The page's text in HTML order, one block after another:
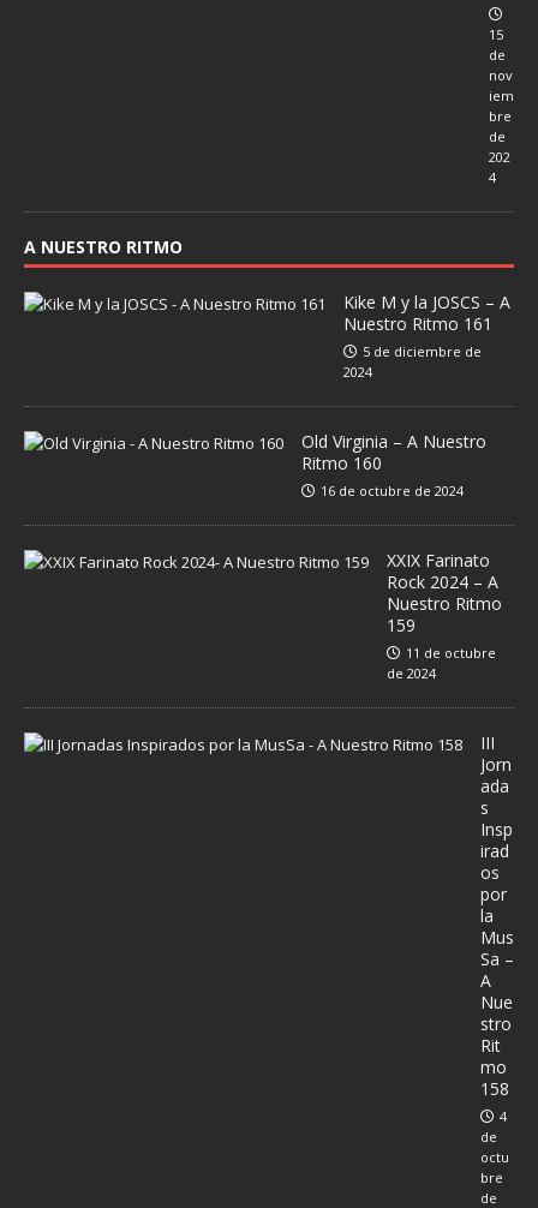
15
de
nov
iem
bre
de
202
4
A NUESTRO RITMO
Kike M y la JOSCS – A
Nuestro Ritmo 161
5 de diciembre de
2024
Old Virginia – A Nuestro
Ritmo 160
16 de octubre de 2024
XXIX Farinato
Rock 2024 – A
Nuestro Ritmo
159
11 de octubre
de 2024
III
Jorn
ada
s
Insp
irad
os
por
la
Mus
Sa –
A
Nue
stro
Rit
mo
158
4
de
octu
bre
de